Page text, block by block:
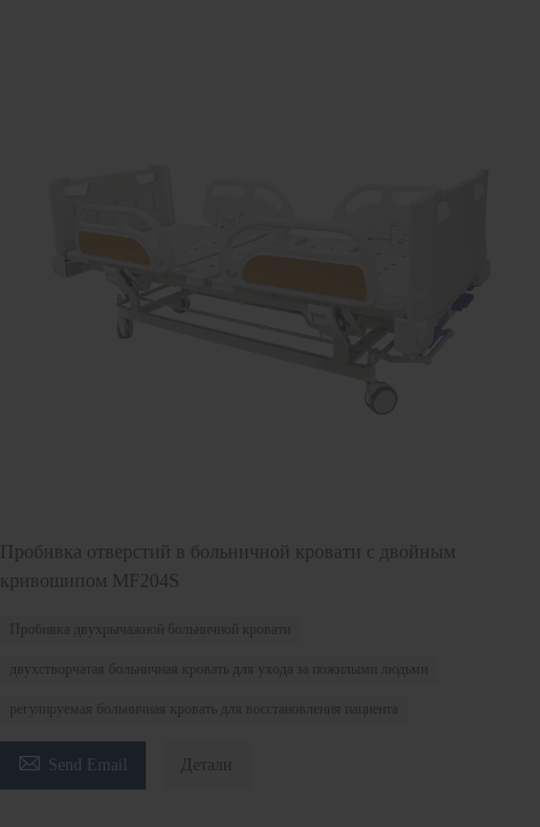
Пробивка отверстий в больничной кровати с двойным
кривошипом MF204S
Пробивка двухрычажной больничной кровати
двухстворчатая больничная кровать для ухода за пожилыми людьми
регулируемая больничная кровать для восстановления пациента
 Send Email Детали